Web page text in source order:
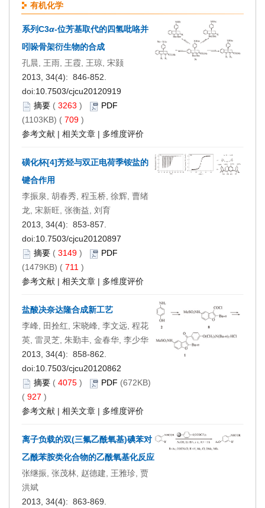
有机化学
系列C3α-位芳基取代的四氢吡咯并
吲哚骨架衍生物的合成
孔晨, 王雨, 王霞, 王琼, 宋颢
2013, 34(4): 846-852.
doi:10.7503/cjcu20120919
摘要 ( 3263 )
PDF
(1103KB) ( 709 )
参考文献 | 相关文章 | 多维度评价
磺化杯[4]芳烃与双正电荷季铵盐的
键合作用
李振泉, 胡春秀, 程玉桥, 徐辉, 曹绪
龙, 宋新旺, 张衡益, 刘育
2013, 34(4): 853-857.
doi:10.7503/cjcu20120897
摘要 ( 3149 )
PDF
(1479KB) ( 711 )
参考文献 | 相关文章 | 多维度评价
盐酸决奈达隆合成新工艺
李峰, 田拴红, 宋晓峰, 李文远, 程花
英, 雷灵芝, 朱勤丰, 金春华, 李少华
2013, 34(4): 858-862.
doi:10.7503/cjcu20120862
摘要 ( 4075 ) PDF (672KB)
( 927 )
参考文献 | 相关文章 | 多维度评价
离子负载的双(三氟乙酰氧基)碘苯对
乙酰苯胺类化合物的乙酰氧基化反应
张继振, 张茂林, 赵德建, 王雅珍, 贾
洪斌
2013, 34(4): 863-869.